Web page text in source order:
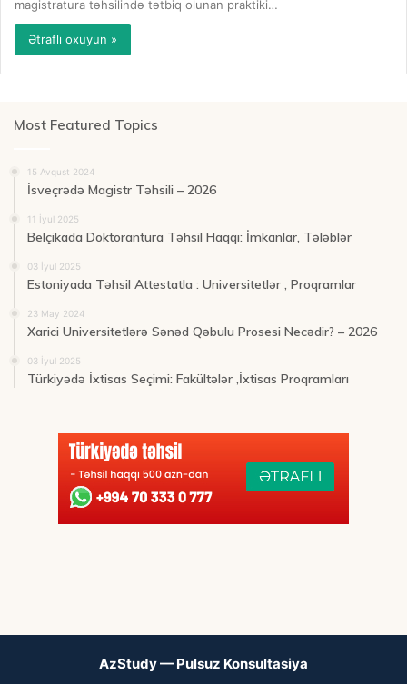
magistratura təhsilində tətbiq olunan praktiki…
Ətraflı oxuyun »
Most Featured Topics
15 Avqust 2024
İsveçrədə Magistr Təhsili – 2026
11 İyul 2025
Belçikada Doktorantura Təhsil Haqqı: İmkanlar, Tələblər
03 İyul 2025
Estoniyada Təhsil Attestatla : Universitetlər , Proqramlar
23 May 2024
Xarici Universitetlərə Sənəd Qəbulu Prosesi Necədir? – 2026
03 İyul 2025
Türkiyədə İxtisas Seçimi: Fakültələr ,İxtisas Proqramları
AzStudy — Pulsuz Konsultasiya